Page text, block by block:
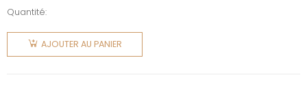
Quantité:
quantité
Prisonnier
AJOUTER AU PANIER